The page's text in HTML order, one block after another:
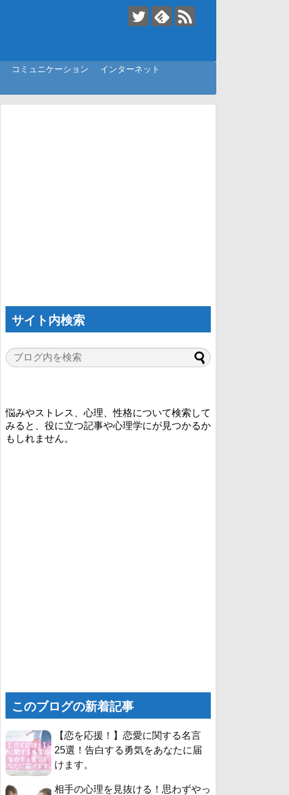
コミュニケーション
インターネット
サイト内検索
悩みやストレス、心理、性格について検索して
みると、役に立つ記事や心理学にが見つかるか
もしれません。
このブログの新着記事
【恋を応援！】恋愛に関する名言
25選！告白する勇気をあなたに届
けます。
相手の心理を見抜ける！思わずやっ